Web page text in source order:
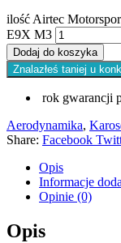
ilość Airtec
E9X M3
Dodaj do koszyka
Znalazłeś taniej u
rok gwarancji
Aerodynamika,
Share: Facebook
Opis
Informacje
Opinie (0)
Opis